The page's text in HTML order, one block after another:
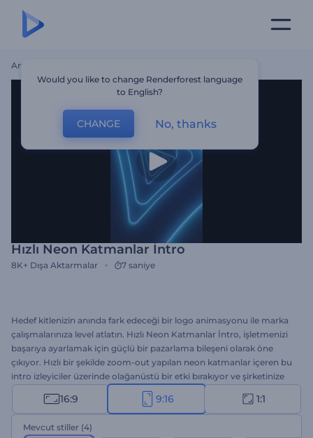
Ana Sayfa
Hızlı Neon Katmanlar İntro
8K+ Dışa Aktarmalar 7 saniye
Hedef kitlenizin anında fark edeceği bir logo animasyonu ile marka
çalışmalarınıza level atlatın. Hızlı Neon Katmanlar İntro, işletmenizi
başarıya ayarlamak için güçlü bir pazarlama bileşeni olarak öne
çıkıyor. Hızlı bir şekilde zoom-out yapılan neon katmanlar içeren bu
intro izleyiciler üzerinde olağanüstü bir etki bırakıyor ve şirketinize
olan ilgiyi artırıyor. Logonuzu yükleyin, beğendiğiniz stil seçeneğini
işaretleyin, sloganınızı yazın ve profesyonel intro animasyonunuz
için birkaç dakika bekleyin. Şirket tanıtımları, ürün ve hizmet
reklamları, sunum girişleri, kanal intro ve outroları, reklam filmleri
16:9 9:16 1:1
Mevcut stiller (4)
Would you like to change Renderforest language
to English?
CHANGE No, thanks